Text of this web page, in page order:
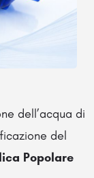
dell’acqua di
del
Popolare